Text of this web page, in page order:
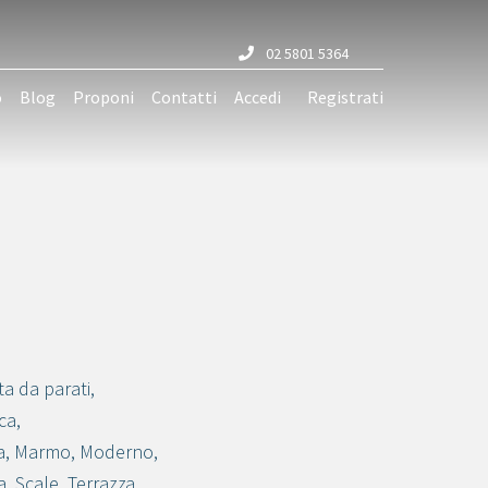
02 5801 5364
Blog Proponi Contatti Accedi Registrati
da parati,
,
, Marmo, Moderno,
Scale Terrazza